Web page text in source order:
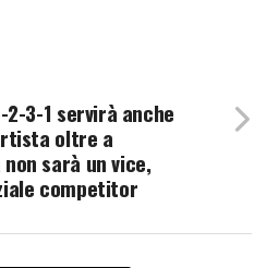
3-1 servirà anche
oltre a
sarà un vice,
competitor